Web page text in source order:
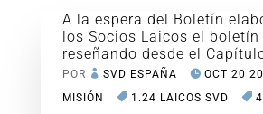
A la espera del Boletín
los Socios Laicos el boletín
reseñando desde el
POR SVD ESPAÑA OCT 20
MISIÓN
1.24 LAICOS SVD
4